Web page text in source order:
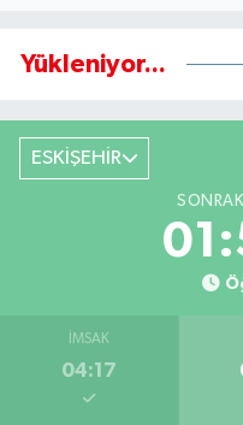
Yükleniyor...
ESKİŞEHİR
İMSAK
04:17